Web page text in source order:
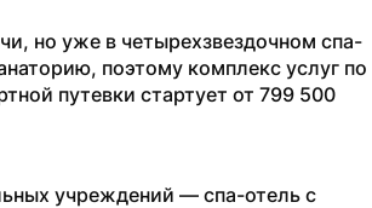
но уже в четырехзвездочном спа-
поэтому комплекс услуг по
путевки стартует от 799 500
учреждений — спа-отель с